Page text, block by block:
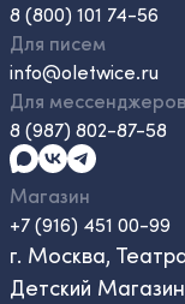
8 (800) 101 74-56
Для писем
info@oletwice.ru
Для мессенджеров
8 (987) 802-87-58
Магазин
+7 (916) 451 00-99
г. Москва,
Детский